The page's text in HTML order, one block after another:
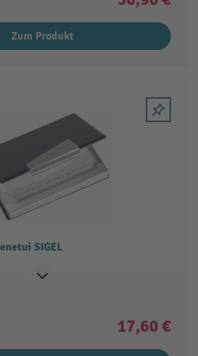
Zum Produkt
SIGEL Visitenkartenetui SIGEL
17,60 €